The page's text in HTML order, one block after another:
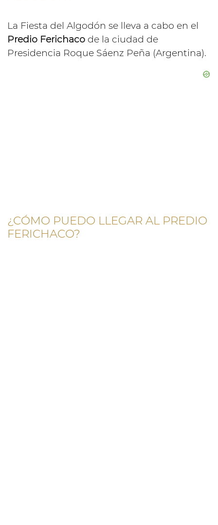
La Fiesta del Algodón se lleva a cabo en el
Predio Ferichaco de la ciudad de
Presidencia Roque Sáenz Peña (Argentina).
¿CÓMO PUEDO LLEGAR AL PREDIO
FERICHACO?